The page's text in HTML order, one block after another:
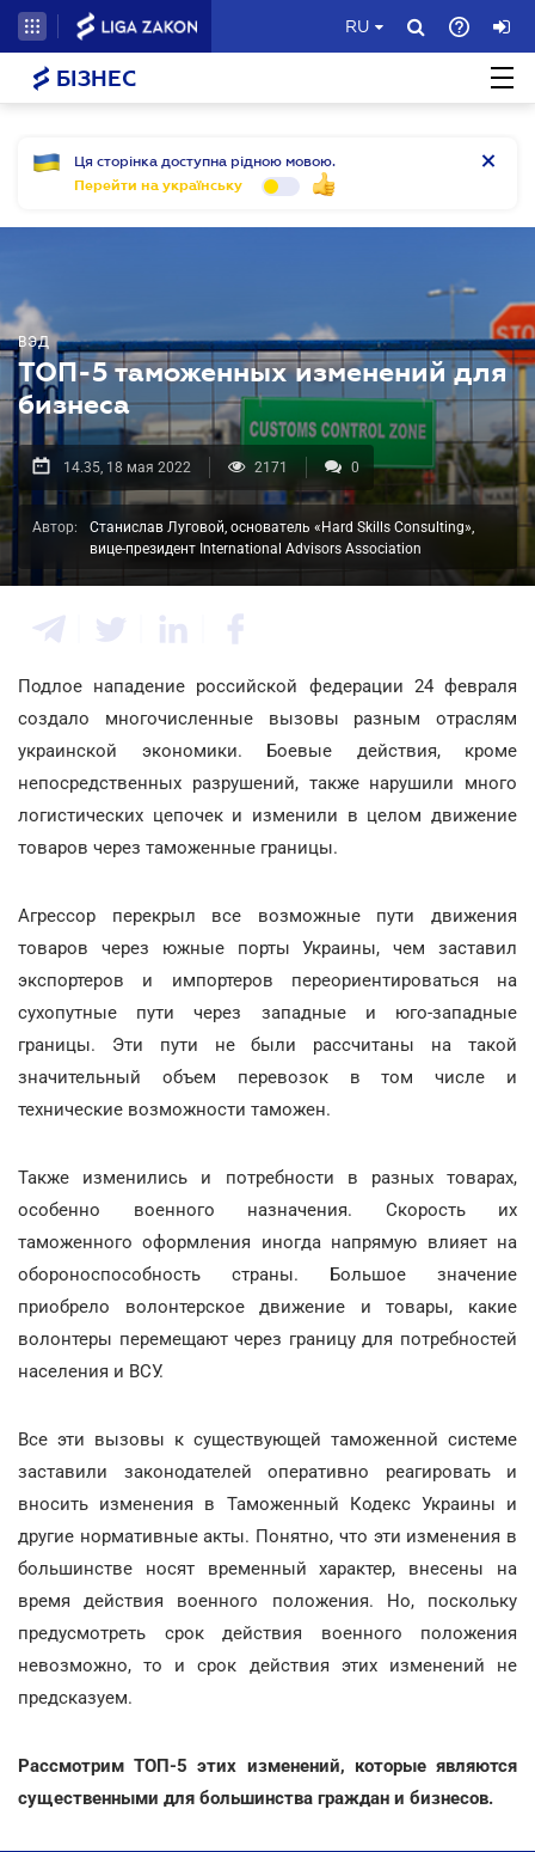
RU
БІЗНЕС
Ця сторінка доступна рідною мовою.
Перейти на українську
ВЭД
ТОП-5 таможенных изменений для
бизнеса
14.35, 18 мая 2022 2171 0
Автор:
Станислав Луговой, основатель «Hard Skills Consulting»,
вице-президент International Advisors Association
Подлое нападение российской федерации 24 февраля
создало многочисленные вызовы разным отраслям
украинской экономики. Боевые действия, кроме
непосредственных разрушений, также нарушили много
логистических цепочек и изменили в целом движение
товаров через таможенные границы.
Агрессор перекрыл все возможные пути движения
товаров через южные порты Украины, чем заставил
экспортеров и импортеров переориентироваться на
сухопутные пути через западные и юго-западные
границы. Эти пути не были рассчитаны на такой
значительный объем перевозок в том числе и
технические возможности таможен.
Также изменились и потребности в разных товарах,
особенно военного назначения. Скорость их
таможенного оформления иногда напрямую влияет на
обороноспособность страны. Большое значение
приобрело волонтерское движение и товары, какие
волонтеры перемещают через границу для потребностей
населения и ВСУ.
Все эти вызовы к существующей таможенной системе
заставили законодателей оперативно реагировать и
вносить изменения в Таможенный Кодекс Украины и
другие нормативные акты. Понятно, что эти изменения в
большинстве носят временный характер, внесены на
время действия военного положения. Но, поскольку
предусмотреть срок действия военного положения
невозможно, то и срок действия этих изменений не
предсказуем.
Рассмотрим ТОП-5 этих изменений, которые являются
существенными для большинства граждан и бизнесов.